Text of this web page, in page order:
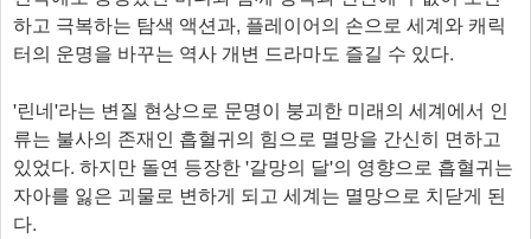
하고 극복하는 탐색 액션과, 플레이어의 손으로 세계와 캐릭
터의 운명을 바꾸는 역사 개변 드라마도 즐길 수 있다.
'린네'라는 변질 현상으로 문명이 붕괴한 미래의 세계에서 인
류는 불사의 존재인 흡혈귀의 힘으로 멸망을 간신히 면하고
있었다. 하지만 돌연 등장한 '갈망의 달'의 영향으로 흡혈귀는
자아를 잃은 괴물로 변하게 되고 세계는 멸망으로 치닫게 된
다.